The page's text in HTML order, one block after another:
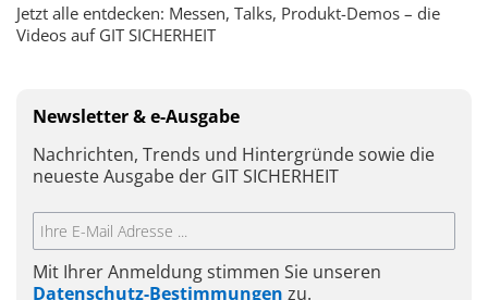
Jetzt alle entdecken: Messen, Talks, Produkt-Demos – die
Videos auf GIT SICHERHEIT
Newsletter & e-Ausgabe
Nachrichten, Trends und Hintergründe sowie die
neueste Ausgabe der GIT SICHERHEIT
Mit Ihrer Anmeldung stimmen Sie unseren
Datenschutz-Bestimmungen zu.